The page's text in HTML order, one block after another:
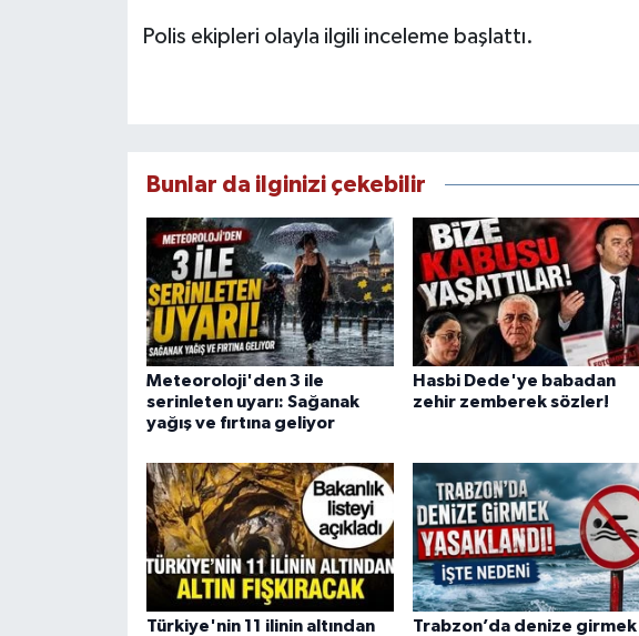
Polis ekipleri olayla ilgili inceleme başlattı.
Bunlar da ilginizi çekebilir
Meteoroloji'den 3 ile
serinleten uyarı: Sağanak
yağış ve fırtına geliyor
Hasbi Dede'ye babadan
zehir zemberek sözler!
Türkiye'nin 11 ilinin altından
Trabzon’da denize girmek